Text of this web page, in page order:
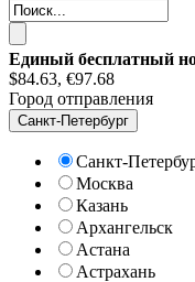
Единый бесплатный
$84.63, €97.68
Город отправления
Санкт-Петербург
Санкт-
Москва
Казань
Архангельск
Астана
Астрахань